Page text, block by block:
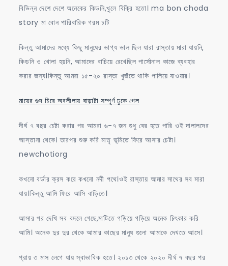
বিভিন্ন দেশে দেশে অনেকের কিডনি,খুলে বিক্রি হতো। ma bon choda
story মা বোন পারিবারিক গরম চটি
কিন্তু আমাদের মধ্যে কিছু মানুষের ভাগ্য ভাল ছিল যারা রাস্তায় মারা যায়নি,
কিডনি ও খোলা হয়নি, আমাদের বাচিয়ে রেখেছিল পার্সোনাল কাজে ব্যবহার
করার জন্য।কিন্তু আমরা ১৫-২০ রাস্তা খুজঁতে থাকি পালিয়ে যাওয়ার।
মায়ের গুদ চিরে অবলীলায় বাড়াটা সম্পূর্ণ ঢুকে গেল
দীর্ঘ ৭ বছর চেষ্টা করার পর আমরা ৬-৭ জন শুধু বের হতে পারি ওই দালালদের
আস্তানা থেকে। তারপর শুরু করি মাতৃ ভূমিতে ফিরে আসার চেষ্টা।
newchotiorg
কখনো বর্ডার ক্রস করে কখনো নদী পথে।ওই রাস্তায় আমার সাথের সব মারা
যায়।কিন্তু আমি ফিরে আসি বাড়িতে।
আসার পর দেখি সব বদলে গেছে,মাটিতে গড়িয়ে গড়িয়ে অনেক চিৎকার করি
আমি। অনেক দুর দুর থেকে আমার কাছের মানুষ গুলো আমাকে দেখতে আসে।
প্রায় ৩ মাস লেগে যায় স্বাভাবিক হতে। ২০১৩ থেকে ২০২০ দীর্ঘ ৭ বছর পর